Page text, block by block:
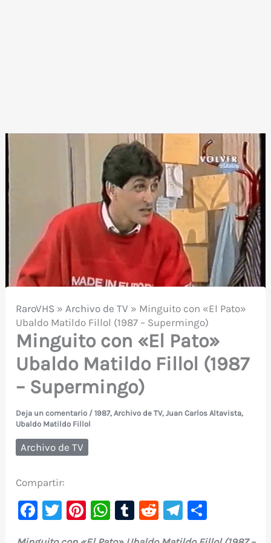
RaroVHS »Archivo de TV » Minguito con «El Pato»
Ubaldo Matildo Fillol (1987 – Supermingo)
Minguito con «El Pato»
Ubaldo Matildo Fillol (1987
– Supermingo)
Deja un comentario /1987,Archivo de TV,Juan Carlos Altavista,
Ubaldo Matildo Fillol
Archivo de TV
Compartir:
F
T
Pi W T
R
Te